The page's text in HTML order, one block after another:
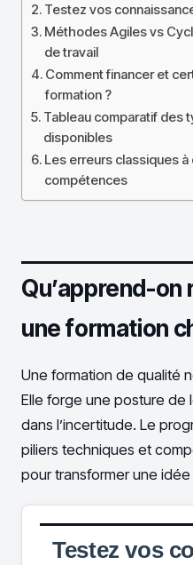
Testez vos
Méthodes Agiles vs
de travail
Comment financer et
formation ?
Tableau comparatif des
disponibles
Les erreurs classiques
compétences
Qu’apprend-on
une formation
Une formation de qualité
Elle forge une posture de
dans l’incertitude. Le
piliers techniques et
pour transformer une
Testez vos